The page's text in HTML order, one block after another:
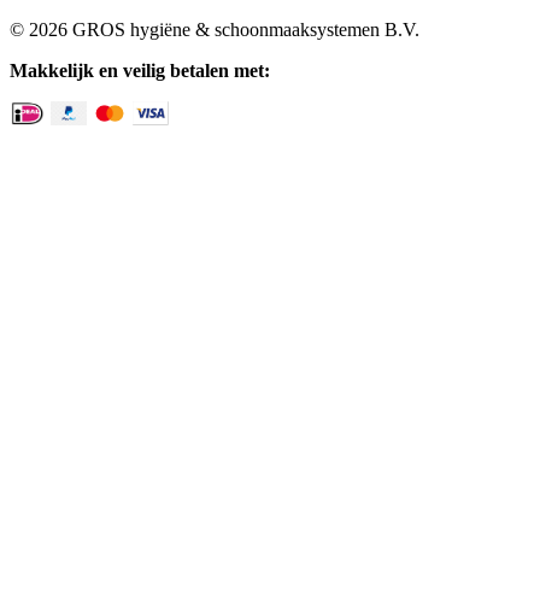
© 2026 GROS hygiëne & schoonmaaksystemen B.V.
Makkelijk en veilig betalen met: